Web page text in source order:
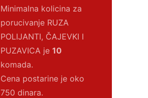
Minimalna kolicina za
porucivanje RUZA
POLIJANTI, ČAJEVKI I
PUZAVICA je 10
komada.
Cena postarine je oko
750 dinara.